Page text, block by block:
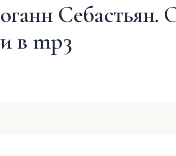
Себастьян.
в mp3